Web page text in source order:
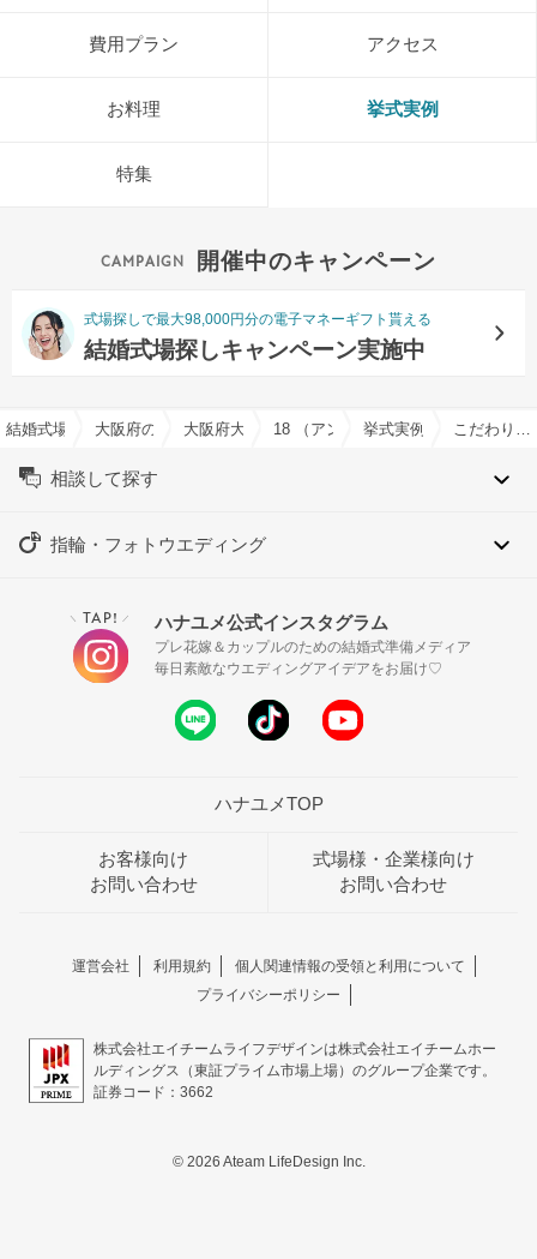
費用プラン アクセス
お料理 挙式実例
特集
開催中のキャンペーン
式場探しで最大98,000円分の電子マネーギフト貰える
結婚式場探しキャンペーン実施中
結婚式場を探すならハナユメ
大阪府の結婚式場一覧大阪府大阪市の結婚式場一覧
18 （アンウィット) Produced by
挙式実例
相談して探す
指輪・フォトウエディング
＼ TAP! ／ ハナユメ公式インスタグラム
プレ花嫁＆カップルのための結婚式準備メディア
毎日素敵なウエディングアイデアをお届け♡
ハナユメTOP
お客様向け
お問い合わせ
式場様・企業様向け
お問い合わせ
運営会社 利用規約
個人関連情報の受領と利用について
プライバシーポリシー
株式会社エイチームライフデザインは株式会社エイチームホー
ルディングス（東証プライム市場上場）のグループ企業です。
証券コード：3662
© 2026 Ateam LifeDesign Inc.